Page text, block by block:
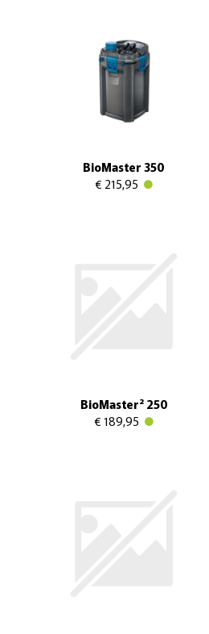
BioMaster 350
€ 215,95
BioMaster² 250
€ 189,95